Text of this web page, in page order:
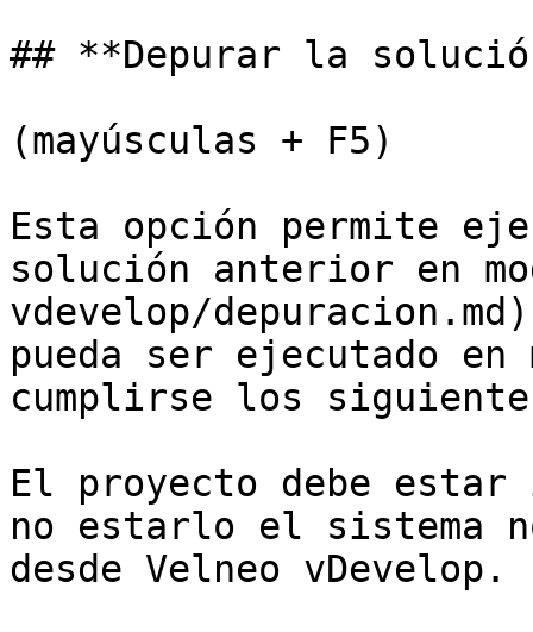
## **Depurar la
(mayúsculas + F5)
Esta opción permite
solución anterior en
vdevelop/
pueda ser ejecutado en
cumplirse los
El proyecto debe
no estarlo el sistema
desde Velneo vDevelop.